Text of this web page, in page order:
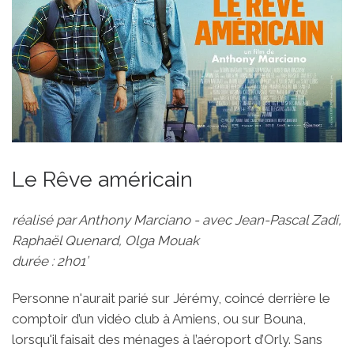
Le Rêve américain
réalisé par Anthony Marciano - avec Jean-Pascal Zadi,
Raphaël Quenard, Olga Mouak
durée : 2h01’
Personne n'aurait parié sur Jérémy, coincé derrière le
comptoir d’un vidéo club à Amiens, ou sur Bouna,
lorsqu'il faisait des ménages à l’aéroport d’Orly. Sans